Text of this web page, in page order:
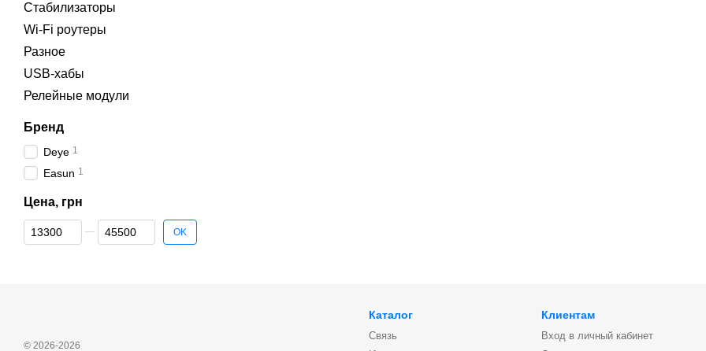
Стабилизаторы
Wi‑Fi роутеры
Разное
USB-хабы
Релейные модули
Бренд
Deye 1
Easun 1
Цена, грн
От Цена, грн
До Цена, грн OK
© 2026-2026
Каталог
Связь
Клиентам
Вход в личный кабинет